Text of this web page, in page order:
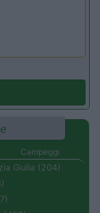
Campeggi
Giulia (204)